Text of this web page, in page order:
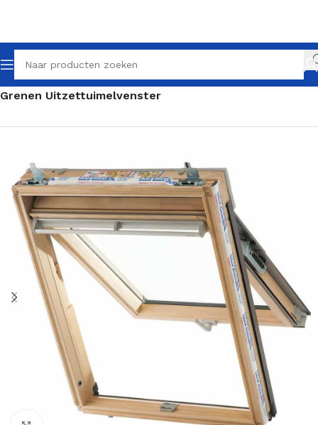
Home Dakramen Uitzettuimelvenster
Grenen Uitzettuimelvenster